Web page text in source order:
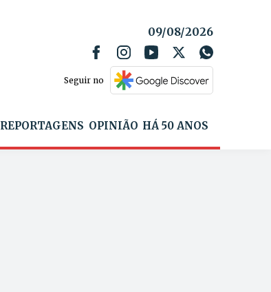
09/08/2026
Seguir no
REPORTAGENS OPINIÃO HÁ 50 ANOS